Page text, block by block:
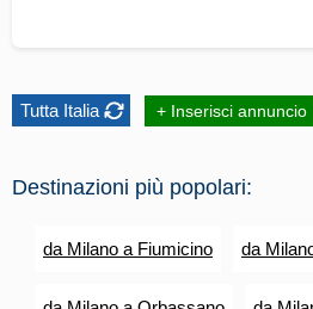
Tutta Italia + Inserisci annuncio
Destinazioni più popolari:
da Milano a Fiumicino da